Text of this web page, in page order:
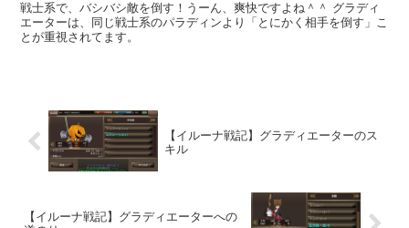
戦士系で、バシバシ敵を倒す！うーん、爽快ですよね＾＾ グラディ
エーターは、同じ戦士系のパラディンより「とにかく相手を倒す」こ
とが重視されてます。
【イルーナ戦記】グラディエーターのス
キル
【イルーナ戦記】グラディエーターへの